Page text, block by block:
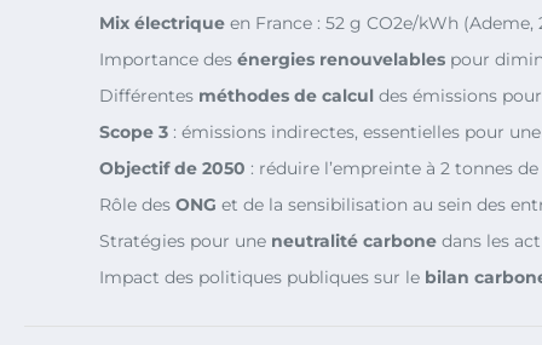
Mix électrique en France : 52 g CO2e/kWh (Ademe,
Importance des énergies renouvelables pour
Différentes méthodes de calcul des émissions
Scope 3 : émissions indirectes, essentielles pour
Objectif de 2050 : réduire l’empreinte à 2 tonnes
Rôle des ONG et de la sensibilisation au sein des
Stratégies pour une neutralité carbone dans les
Impact des politiques publiques sur le bilan